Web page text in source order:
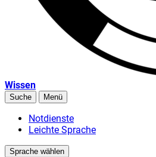
Wissen
Suche Menü
Notdienste
Leichte Sprache
Sprache wählen